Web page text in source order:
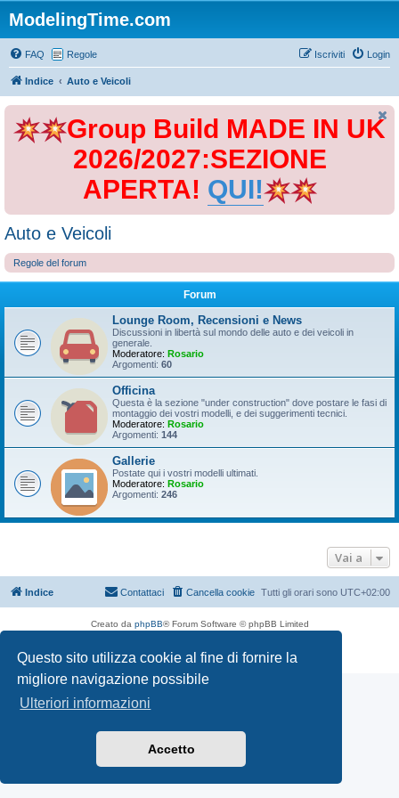
Questo sito utilizza cookie al fine di fornire la
migliore navigazione possibile
Ulteriori informazioni
Accetto
ModelingTime.com
FAQ Regole Login
Iscriviti
Indice Auto e Veicoli
Group Build MADE IN UK
2026/2027:SEZIONE
APERTA! QUI!
Auto e Veicoli
Regole del forum
Forum
Lounge Room, Recensioni e News
Discussioni in libertà sul mondo delle auto e dei veicoli in
generale.
Moderatore: Rosario
Argomenti: 60
Officina
Questa è la sezione "under construction" dove postare le fasi di
montaggio dei vostri modelli, e dei suggerimenti tecnici.
Moderatore: Rosario
Argomenti: 144
Gallerie
Postate qui i vostri modelli ultimati.
Moderatore: Rosario
Argomenti: 246
Vai a
Indice Tutti gli orari sono UTC+02:00
Cancella cookie
Contattaci
Creato da phpBB® Forum Software © phpBB Limited
Privacy| Condizioni